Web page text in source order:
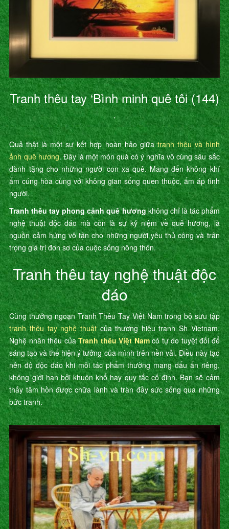
Tranh thêu tay ‘Bình minh quê tôi (144)
’
Quả thật là một sự kết hợp hoàn hảo giữatranh thêu và hình
ảnh quê hương. Đây là một món quà có ý nghĩa vô cùng sâu sắc
dành tặng cho những người con xa quê. Mang đến không khí
ấm cúng hòa cùng với không gian sống quen thuộc, ấm áp tình
người.
Tranh thêu tay phong cảnh quê hươngkhông chỉ là tác phẩm
nghệ thuật độc đáo mà còn là sự kỷ niệm về quê hương, là
nguồn cảm hứng vô tận cho những người yêu thủ công và trân
trọng giá trị đơn sơ của cuộc sống nông thôn.
Tranh thêu tay nghệ thuật độc
đáo
Cùng thưởng ngoạn Tranh Thêu Tay Việt Nam trong bộ sưu tập
tranh thêu tay nghệ thuậtcủa thương hiệu tranh Sh Vietnam.
Nghệ nhân thêu củaTranh thêu Việt Namcó tự do tuyệt đối để
sáng tạo và thể hiện ý tưởng của mình trên nền vải. Điều này tạo
nên độ độc đáo khi mỗi tác phẩm thường mang dấu ấn riêng,
không giới hạn bởi khuôn khổ hay quy tắc cố định. Bạn sẽ cảm
thấy tâm hồn được chữa lành và tràn đầy sức sống qua những
bức tranh.